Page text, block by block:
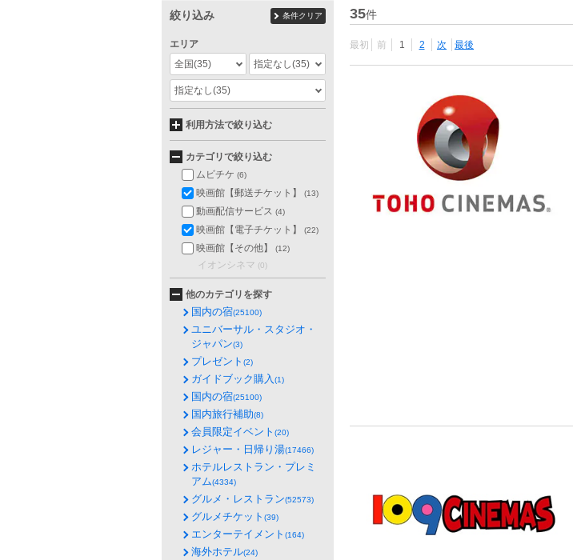
35件
最初 前 1 2 次 最後
絞り込み 条件クリア
エリア
全国(35) 指定なし(35)
指定なし(35)
利用方法で絞り込む
カテゴリで絞り込む
ムビチケ (6)
映画館【郵送チケット】 (13)
動画配信サービス (4)
映画館【電子チケット】 (22)
映画館【その他】 (12)
イオンシネマ (0)
他のカテゴリを探す
国内の宿(25100)
ユニバーサル・スタジオ・
ジャパン(3)
プレゼント (2)
ガイドブック購入 (1)
国内の宿(25100)
国内旅行補助(8)
会員限定イベント (20)
レジャー・日帰り湯(17466)
ホテルレストラン・プレミ
アム(4334)
グルメ・レストラン(52573)
グルメチケット (39)
エンターテイメント (164)
海外ホテル(24)